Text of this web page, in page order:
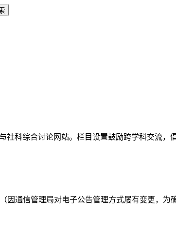
社科综合讨论网站。栏目设置鼓励跨学科交流
因通信管理局对电子公告管理方式屡有变更，